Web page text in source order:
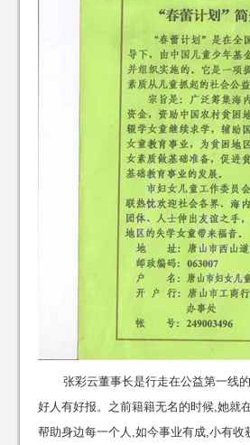
张彩云董事长是行走在公益第一线
好人有好报。之前籍籍无名的时候,她就
帮助身边每一个人,如今事业有成,小有收